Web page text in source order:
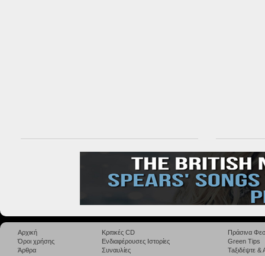
Αρχική
Όροι χρήσης
Άρθρα
Κριτικές CD
Ενδιαφέρουσες Ιστορίες
Συναυλίες
Πράσινα
Green Tips
Taξιδέψτε